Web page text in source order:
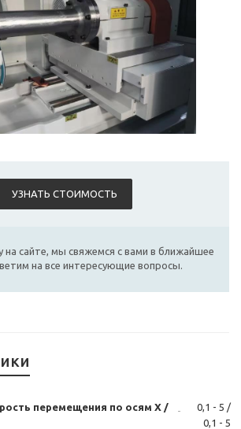
УЗНАТЬ СТОИМОСТЬ
сайте, мы свяжемся с вами в ближайшее
на все интересующие вопросы.
перемещения по осям Х /
0,1 - 5 /
0,1 - 5